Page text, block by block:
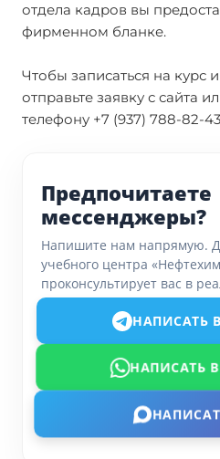
отдела кадров вы
фирменном бланке.
Чтобы записаться на курс
отправьте заявку с сайта
телефону +7 (937) 788-82-
Предпочитаете
мессенджеры?
Напишите нам напрямую.
учебного центра «Нефтехим
проконсультирует вас в
НАПИСАТЬ В
НАПИСАТЬ В